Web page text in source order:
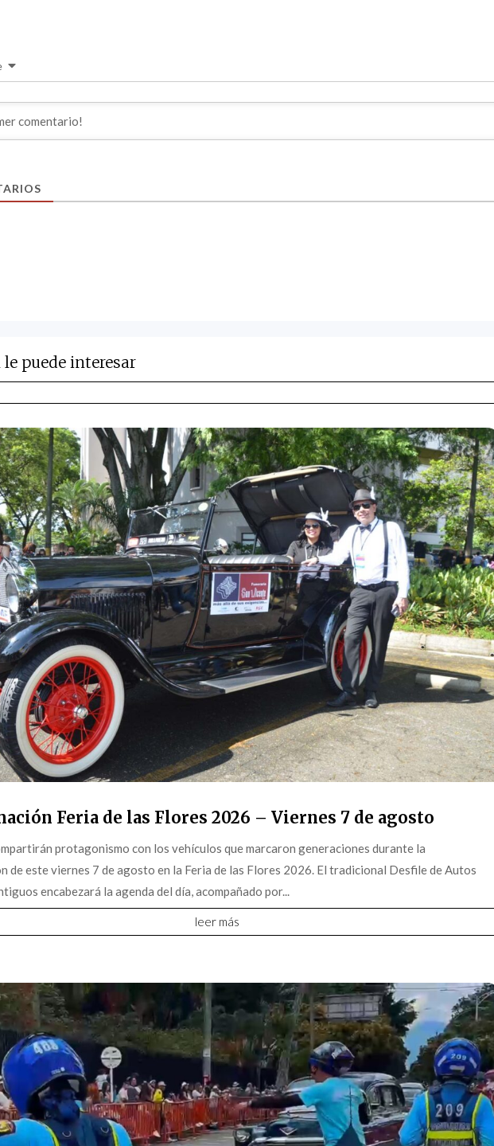
puede interesar
Feria de las Flores 2026 – Viernes 7 de agosto
protagonismo con los vehículos que marcaron generaciones durante la
de este viernes 7 de agosto en la Feria de las Flores 2026. El tradicional Desfile de Autos
encabezará la agenda del día, acompañado por...
leer más